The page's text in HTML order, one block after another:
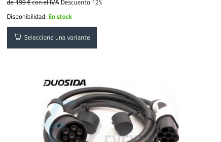
Disponibilidad: En stock
Seleccione una variante